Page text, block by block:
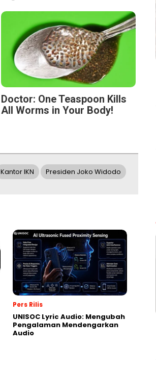
Doctor: One Teaspoon Kills
All Worms in Your Body!
Kantor IKN Presiden Joko Widodo
Pers Rilis
UNISOC Lyric Audio: Mengubah
Pengalaman Mendengarkan
Audio